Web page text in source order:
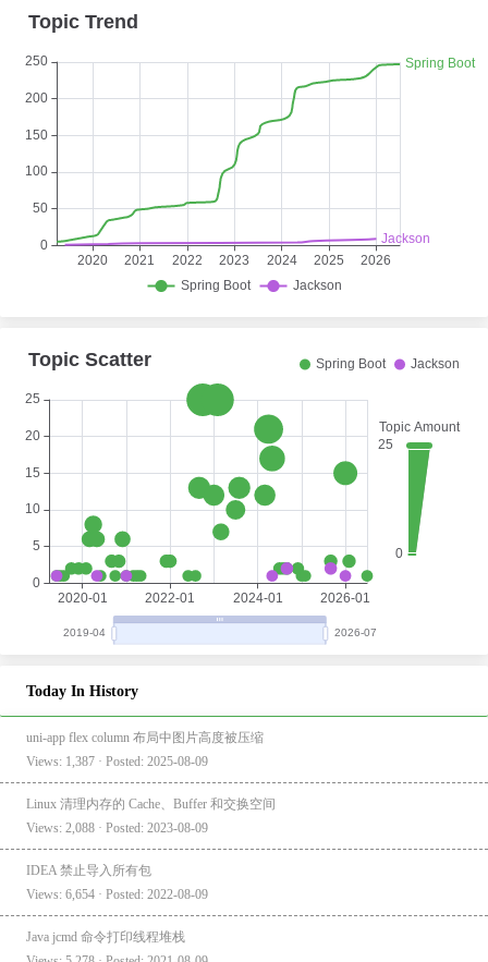
Today In History
uni-app flex column 布局中图片高度被压缩
Views: 1,387 · Posted: 2025-08-09
Linux 清理内存的 Cache、Buffer 和交换空间
Views: 2,088 · Posted: 2023-08-09
IDEA 禁止导入所有包
Views: 6,654 · Posted: 2022-08-09
Java jcmd 命令打印线程堆栈